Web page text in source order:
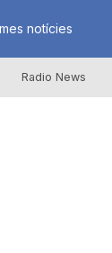
notícies
Radio News